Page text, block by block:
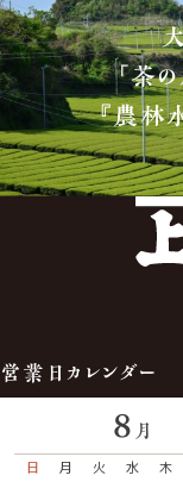
「茶の
『農林
営業日カレンダー
8 月
日
月 火 水 木